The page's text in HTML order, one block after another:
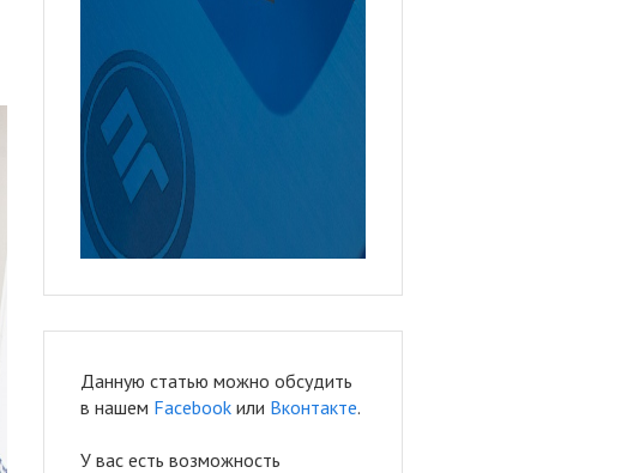
Данную статью можно обсудить
в нашем Facebook или Вконтакте.
У вас есть возможность